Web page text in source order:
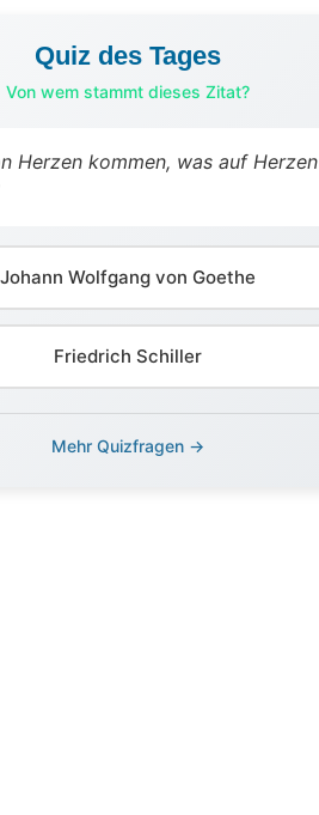
Quiz des Tages
Von wem stammt dieses Zitat?
Herzen kommen, was auf Herzen
Johann Wolfgang von Goethe
Friedrich Schiller
Mehr Quizfragen →